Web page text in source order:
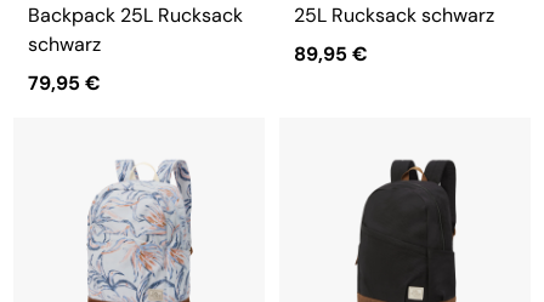
Backpack 25L Rucksack
schwarz
79,95 €
25L Rucksack schwarz
89,95 €